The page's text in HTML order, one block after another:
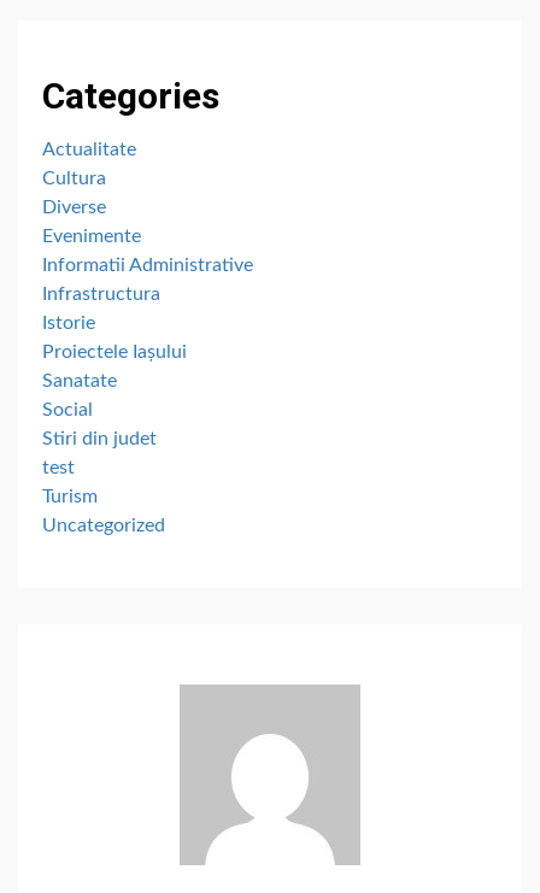
Categories
Actualitate
Cultura
Diverse
Evenimente
Informatii Administrative
Infrastructura
Istorie
Proiectele Iașului
Sanatate
Social
Stiri din judet
test
Turism
Uncategorized